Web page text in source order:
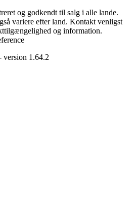
og godkendt til salg i alle lande.
variere efter land. Kontakt venligst
og information.
version 1.64.2